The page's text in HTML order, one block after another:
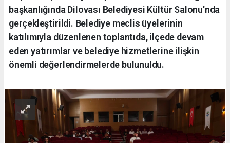
başkanlığında Dilovası Belediyesi Kültür Salonu'nda
gerçekleştirildi. Belediye meclis üyelerinin
katılımıyla düzenlenen toplantıda, ilçede devam
eden yatırımlar ve belediye hizmetlerine ilişkin
önemli değerlendirmelerde bulunuldu.